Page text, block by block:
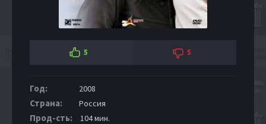
5 5
Год: 2008
Страна: Россия
Прод-сть: 104 мин.